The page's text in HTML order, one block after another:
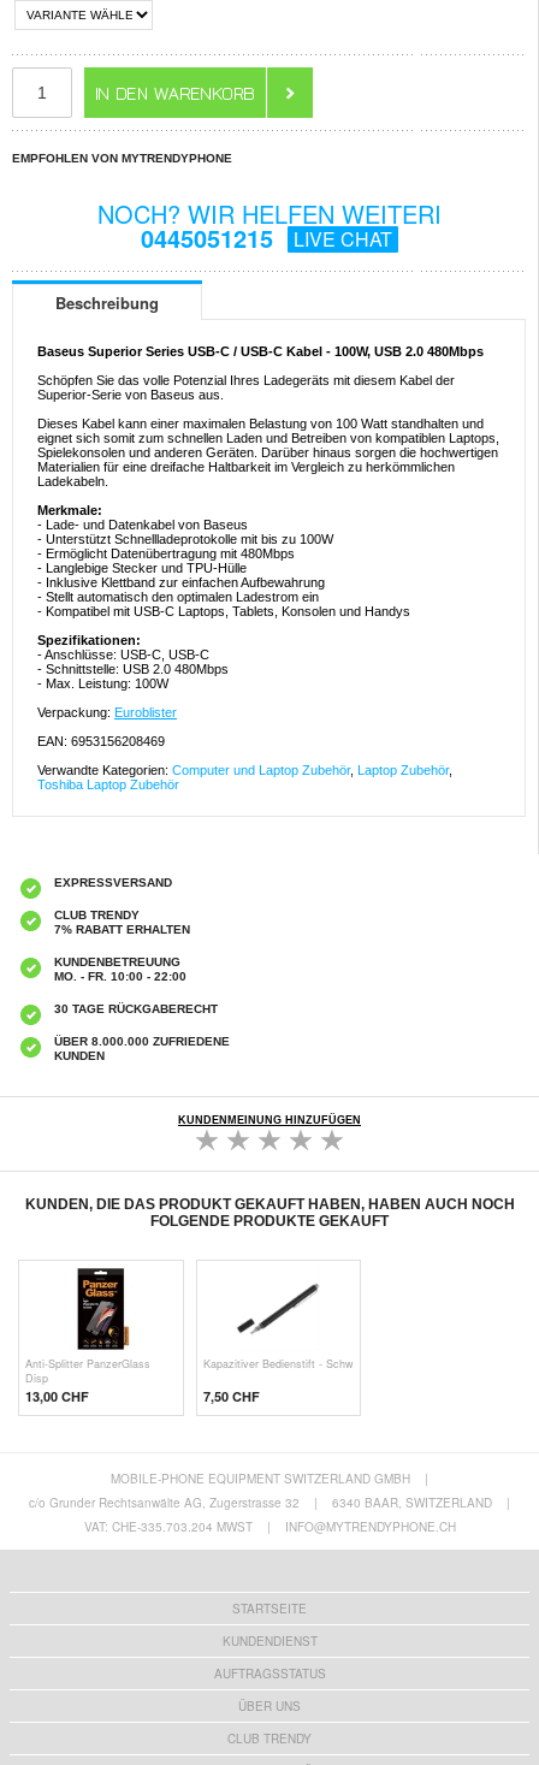
EMPFOHLEN VON MYTRENDYPHONE
NOCH? WIR HELFEN WEITERI
0445051215 LIVE CHAT
Beschreibung
Baseus Superior Series USB-C / USB-C Kabel - 100W, USB 2.0 480Mbps
Schöpfen Sie das volle Potenzial Ihres Ladegeräts mit diesem Kabel der
Superior-Serie von Baseus aus.
Dieses Kabel kann einer maximalen Belastung von 100 Watt standhalten und
eignet sich somit zum schnellen Laden und Betreiben von kompatiblen Laptops,
Spielekonsolen und anderen Geräten. Darüber hinaus sorgen die hochwertigen
Materialien für eine dreifache Haltbarkeit im Vergleich zu herkömmlichen
Ladekabeln.
Merkmale:
- Lade- und Datenkabel von Baseus
- Unterstützt Schnellladeprotokolle mit bis zu 100W
- Ermöglicht Datenübertragung mit 480Mbps
- Langlebige Stecker und TPU-Hülle
- Inklusive Klettband zur einfachen Aufbewahrung
- Stellt automatisch den optimalen Ladestrom ein
- Kompatibel mit USB-C Laptops, Tablets, Konsolen und Handys
Spezifikationen:
- Anschlüsse: USB-C, USB-C
- Schnittstelle: USB 2.0 480Mbps
- Max. Leistung: 100W
Verpackung: Euroblister
EAN: 6953156208469
Verwandte Kategorien: Computer und Laptop Zubehör, Laptop Zubehör,
Toshiba Laptop Zubehör
EXPRESSVERSAND
CLUB TRENDY
7% RABATT ERHALTEN
KUNDENBETREUUNG
MO. - FR. 10:00 - 22:00
30 TAGE RÜCKGABERECHT
ÜBER 8.000.000 ZUFRIEDENE
KUNDEN
KUNDENMEINUNG HINZUFÜGEN
KUNDEN, DIE DAS PRODUKT GEKAUFT HABEN, HABEN AUCH NOCH
FOLGENDE PRODUKTE GEKAUFT
Anti-Splitter PanzerGlass
Disp
13,00 CHF
Kapazitiver Bedienstift - Schw
7,50 CHF
MOBILE-PHONE EQUIPMENT SWITZERLAND GMBH
|
c/o Grunder Rechtsanwälte AG, Zugerstrasse 32
| 6340 BAAR, SWITZERLAND
|
VAT: CHE-335.703.204 MWST
| INFO@MYTRENDYPHONE.CH
STARTSEITE
KUNDENDIENST
AUFTRAGSSTATUS
ÜBER UNS
CLUB TRENDY